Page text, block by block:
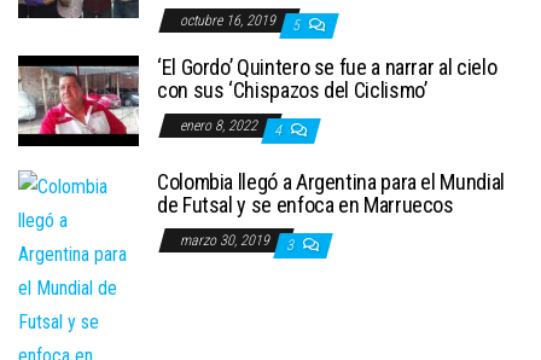
octubre 16, 2019 5
‘El Gordo’ Quintero se fue a narrar al cielo
con sus ‘Chispazos del Ciclismo’
enero 8, 2022 4
Colombia llegó a Argentina para el Mundial
de Futsal y se enfoca en Marruecos
marzo 30, 2019 3